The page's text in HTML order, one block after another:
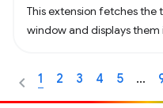
This extension fetches the
window and displays them
1 2 3 4 5 …